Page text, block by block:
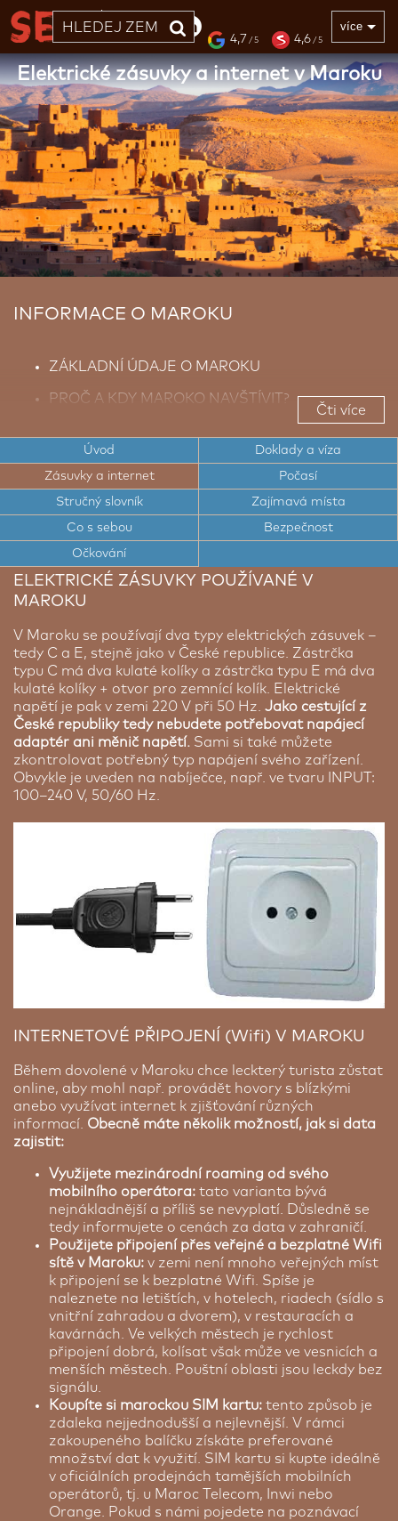
33 LET více
4,7 / 5 4,6 / 5
Elektrické zásuvky a internet v Maroku
INFORMACE O MAROKU
ZÁKLADNÍ ÚDAJE O MAROKU
PROČ A KDY MAROKO NAVŠTÍVIT?
TOP ZAJÍMAVÁ MÍSTA MAROKA
CESTOVNÍ DOKLADY A VÍZA DO MAROKA
ELEKTRICKÉ ZÁSUVKY A INTERNET V MAROKU
POČASÍ V MAROKU
Čti více
Úvod Doklady a víza
Zásuvky a internet Počasí
Stručný slovník Zajímavá místa
Co s sebou Bezpečnost
Očkování
ELEKTRICKÉ ZÁSUVKY POUŽÍVANÉ V
MAROKU
V Maroku se používají dva typy elektrických zásuvek –
tedy C a E, stejně jako v České republice. Zástrčka
typu C má dva kulaté kolíky a zástrčka typu E má dva
kulaté kolíky + otvor pro zemnící kolík. Elektrické
napětí je pak v zemi 220 V při 50 Hz. Jako cestující z
České republiky tedy nebudete potřebovat napájecí
adaptér ani měnič napětí. Sami si také můžete
zkontrolovat potřebný typ napájení svého zařízení.
Obvykle je uveden na nabíječce, např. ve tvaru INPUT:
100–240 V, 50/60 Hz.
INTERNETOVÉ PŘIPOJENÍ (Wifi) V MAROKU
Během dovolené v Maroku chce leckterý turista zůstat
online, aby mohl např. provádět hovory s blízkými
anebo využívat internet k zjišťování různých
informací. Obecně máte několik možností, jak si data
zajistit:
Využijete mezinárodní roaming od svého
mobilního operátora: tato varianta bývá
nejnákladnější a příliš se nevyplatí. Důsledně se
tedy informujete o cenách za data v zahraničí.
Použijete připojení přes veřejné a bezplatné Wifi
sítě v Maroku: v zemi není mnoho veřejných míst
k připojení se k bezplatné Wifi. Spíše je
naleznete na letištích, v hotelech, riadech (sídlo s
vnitřní zahradou a dvorem), v restauracích a
kavárnách. Ve velkých městech je rychlost
připojení dobrá, kolísat však může ve vesnicích a
menších městech. Pouštní oblasti jsou leckdy bez
signálu.
Koupíte si marockou SIM kartu: tento způsob je
zdaleka nejjednodušší a nejlevnější. V rámci
zakoupeného balíčku získáte preferované
množství dat k využití. SIM kartu si kupte ideálně
v oficiálních prodejnách tamějších mobilních
operátorů, tj. u Maroc Telecom, Inwi nebo
Orange. Pokud s námi pojedete na poznávací